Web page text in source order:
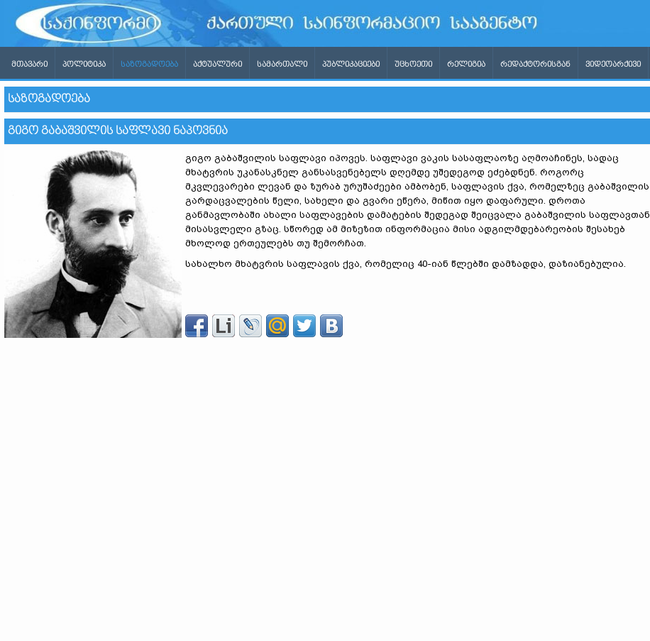
ᲛᲗᲐᲕᲐᲠᲘ ᲞᲝᲚᲘᲢᲘᲙᲐ ᲡᲐᲖᲝᲒᲐᲓᲝᲔᲑᲐ ᲐᲥᲢᲣᲐᲚᲣᲠᲘ ᲡᲐᲛᲐᲠᲗᲐᲚᲘ ᲞᲣᲑᲚᲘᲙᲐᲪᲘᲔᲑᲘ ᲣᲪᲮᲝᲔᲗᲘ ᲠᲔᲚᲘᲒᲘᲐ ᲠᲔᲓᲐᲥᲢᲝᲠᲘᲡᲒᲐᲜ ᲕᲘᲓᲔᲝᲐᲠᲥᲘᲕᲘ
ᲡᲐᲖᲝᲒᲐᲓᲝᲔᲑᲐ
ᲒᲘᲒᲝ ᲒᲐᲑᲐᲨᲕᲘᲚᲘᲡ ᲡᲐᲤᲚᲐᲕᲘ ᲜᲐᲞᲝᲕᲜᲘᲐ
გიგო გაბაშვილის საფლავი იპოვეს. საფლავი ვაკის სასაფლაოზე აღმოაჩინეს, სადაც
მხატვრის უკანასკნელ განსასვენებელს დღემდე უშედეგოდ ეძებდნენ. როგორც
მკვლევარები ლევან და ზურაბ ურუშაძეები ამბობენ, საფლავის ქვა, რომელზეც გაბაშვილის
გარდაცვალების წელი, სახელი და გვარი ეწერა, მიწით იყო დაფარული. დროთა
განმავლობაში ახალი საფლავების დამატების შედეგად შეიცვალა გაბაშვილის საფლავთან
მისასვლელი გზაც. სწორედ ამ მიზეზით ინფორმაცია მისი ადგილმდებარეობის შესახებ
მხოლოდ ერთეულებს თუ შემორჩათ.
სახალხო მხატვრის საფლავის ქვა, რომელიც 40-იან წლებში დამზადდა, დაზიანებულია.